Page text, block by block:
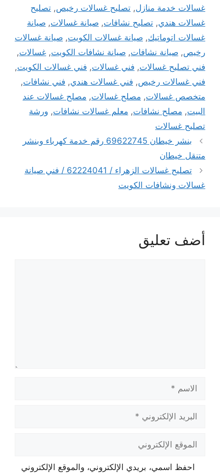
غسالات خدمة منازل, تصليح غسالات رخيص, تصليح
غسالات هندي, تصليح نشافات, صيانة غسالات, صيانة
غسالات اتوماتيك, صيانة غسالات الكويت, صيانة غسالات
رخيص, صيانة نشافات, صيانة نشافات الكويت, غسالات,
فني تصليح غسالات, فني غسالات, فني غسالات الكويت,
فني غسالات رخيص, فني غسالات هندي, فني نشافات,
متخصص غسالات, مصلح غسالات, مصلح غسالات عند
البيت, مصلح نشافات, معلم غسالات نشافات, ورشة
تصليح غسالات
بنشر خيطان 69622745 رقم خدمة كهرباء وبنشر
متنقل خيطان
تصليح غسالات الزهراء / 62224041 / فني صيانة
غسالات ونشافات الكويت
أضف تعليق
الاسم
البريد
الإلكتروني
الموقع
الإلكتروني
احفظ اسمي، بريدي الإلكتروني، والموقع الإلكتروني